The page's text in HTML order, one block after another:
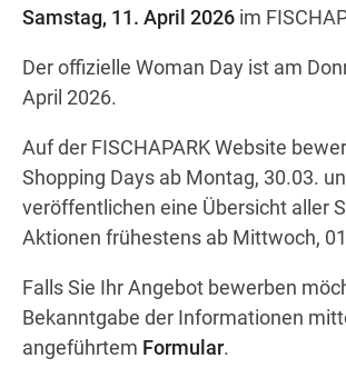
Mittwoch
MITTWOCH
Donnerstag
DONNERSTAG
Freitag
Samstag
SAMSTAG
Samstag, 11. April 2026 im
Der offizielle Woman Day ist am
April 2026.
Auf der FISCHAPARK Website
Shopping Days ab Montag, 30.03.
veröffentlichen eine Übersicht aller
Aktionen frühestens ab Mittwoch,
Falls Sie Ihr Angebot bewerben
Bekanntgabe der Informationen
angeführtem Formular.